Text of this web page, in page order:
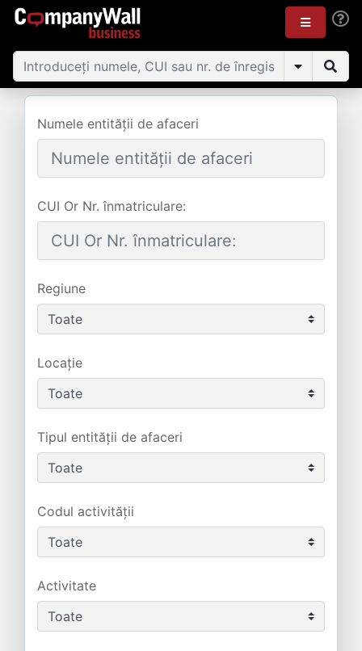
Numele entității de afaceri
CUI Or Nr. înmatriculare:
Regiune
Locație
Tipul entității de afaceri
Codul activității
Activitate